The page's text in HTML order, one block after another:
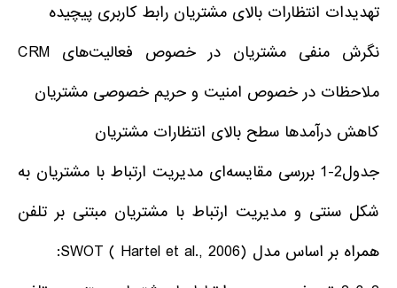
تهدیدات انتظارات بالای مشتریان رابط کاربری پیچیده
نگرش منفی مشتریان در خصوص فعالیت‌های CRM
ملاحظات در خصوص امنیت و حریم خصوصی مشتریان
کاهش درآمدها سطح بالای انتظارات مشتریان
جدول2-1 بررسی مقایسه‌ای مدیریت ارتباط با مشتریان به
شکل سنتی و مدیریت ارتباط با مشتریان مبتنی بر تلفن
همراه بر اساس مدل SWOT ( Hartel et al., 2006):